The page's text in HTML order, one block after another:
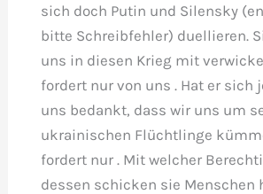
sich doch Putin und Silensky
bitte Schreibfehler) duellieren.
uns in diesen Krieg mit
fordert nur von uns . Hat er sich
uns bedankt, dass wir uns um
ukrainischen Flüchtlinge
fordert nur . Mit welcher
dessen schicken sie Menschen